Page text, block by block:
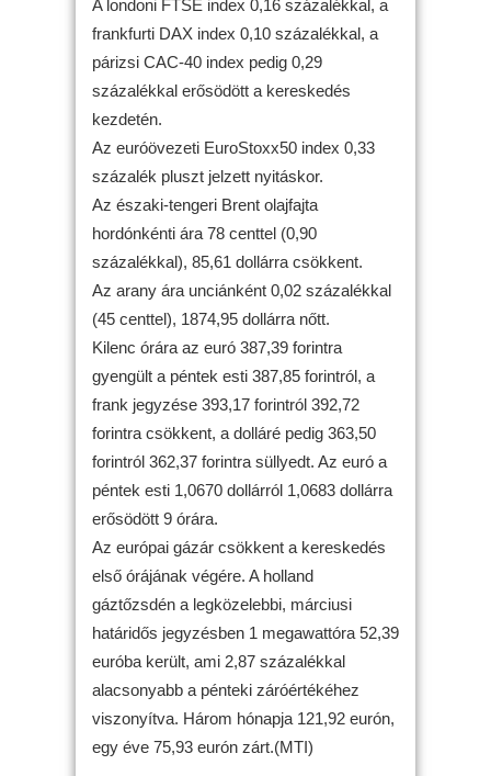
A londoni FTSE index 0,16 százalékkal, a
frankfurti DAX index 0,10 százalékkal, a
párizsi CAC-40 index pedig 0,29
százalékkal erősödött a kereskedés
kezdetén.
Az euróövezeti EuroStoxx50 index 0,33
százalék pluszt jelzett nyitáskor.
Az északi-tengeri Brent olajfajta
hordónkénti ára 78 centtel (0,90
százalékkal), 85,61 dollárra csökkent.
Az arany ára unciánként 0,02 százalékkal
(45 centtel), 1874,95 dollárra nőtt.
Kilenc órára az euró 387,39 forintra
gyengült a péntek esti 387,85 forintról, a
frank jegyzése 393,17 forintról 392,72
forintra csökkent, a dolláré pedig 363,50
forintról 362,37 forintra süllyedt. Az euró a
péntek esti 1,0670 dollárról 1,0683 dollárra
erősödött 9 órára.
Az európai gázár csökkent a kereskedés
első órájának végére. A holland
gáztőzsdén a legközelebbi, márciusi
határidős jegyzésben 1 megawattóra 52,39
euróba került, ami 2,87 százalékkal
alacsonyabb a pénteki záróértékéhez
viszonyítva. Három hónapja 121,92 eurón,
egy éve 75,93 eurón zárt.(MTI)